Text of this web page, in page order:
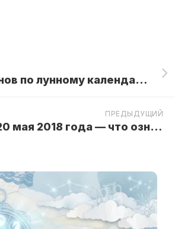
Толкование снов по лунному календарю: 6 Лунный день
ПРЕДЫДУЩИЙ
Сон с 19 на 20 мая 2018 года — что означает? Сбывается или нет?